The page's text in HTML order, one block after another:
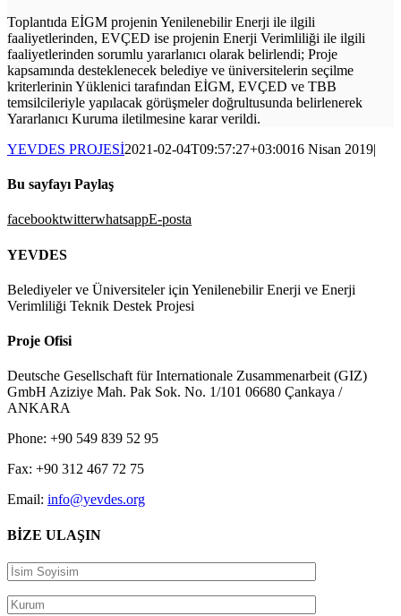
Toplantıda EİGM projenin Yenilenebilir Enerji ile ilgili
faaliyetlerinden, EVÇED ise projenin Enerji Verimliliği ile ilgili
faaliyetlerinden sorumlu yararlanıcı olarak belirlendi; Proje
kapsamında desteklenecek belediye ve üniversitelerin seçilme
kriterlerinin Yüklenici tarafından EİGM, EVÇED ve TBB
temsilcileriyle yapılacak görüşmeler doğrultusunda belirlenerek
Yararlanıcı Kuruma iletilmesine karar verildi.
YEVDES PROJESİ2021-02-04T09:57:27+03:0016 Nisan 2019|
Bu sayfayı Paylaş
facebooktwitterwhatsappE-posta
YEVDES
Belediyeler ve Üniversiteler için Yenilenebilir Enerji ve Enerji
Verimliliği Teknik Destek Projesi
Proje Ofisi
Deutsche Gesellschaft für Internationale Zusammenarbeit (GIZ)
GmbH Aziziye Mah. Pak Sok. No. 1/101 06680 Çankaya /
ANKARA
Phone: +90 549 839 52 95
Fax: +90 312 467 72 75
Email: info@yevdes.org
BİZE ULAŞIN